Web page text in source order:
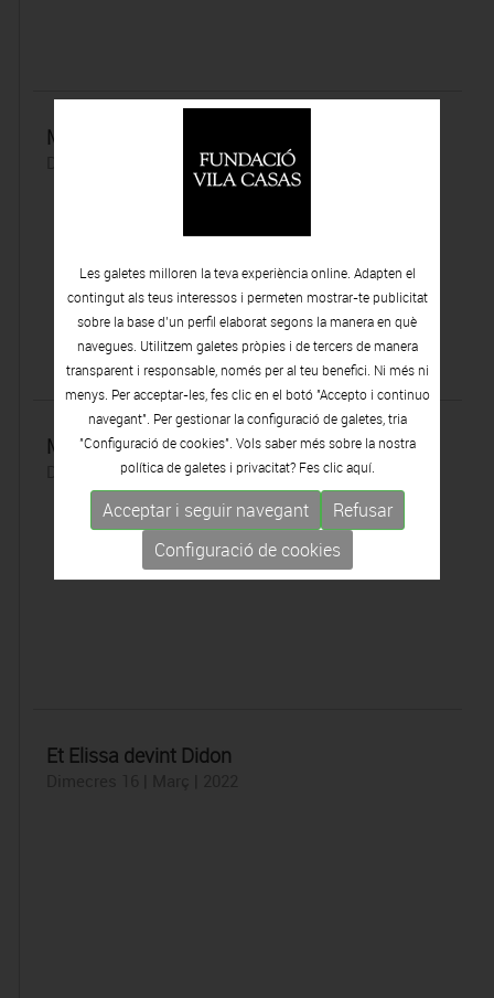
Mayte Vieta
Dijous 17 | Març | 2022
Museus i Liceu
Dimecres 16 | Març | 2022
Et Elissa devint Didon
Les galetes milloren la teva experiència online. Adapten el
contingut als teus interessos i permeten mostrar-te publicitat
sobre la base d’un perfil elaborat segons la manera en què
navegues. Utilitzem galetes pròpies i de tercers de manera
transparent i responsable, només per al teu benefici. Ni més ni
menys. Per acceptar-les, fes clic en el botó "Accepto i continuo
navegant". Per gestionar la configuració de galetes, tria
"Configuració de cookies". Vols saber més sobre la nostra
política de galetes i privacitat? Fes clicaquí.
Acceptar i seguir navegant
Refusar
Configuració de cookies